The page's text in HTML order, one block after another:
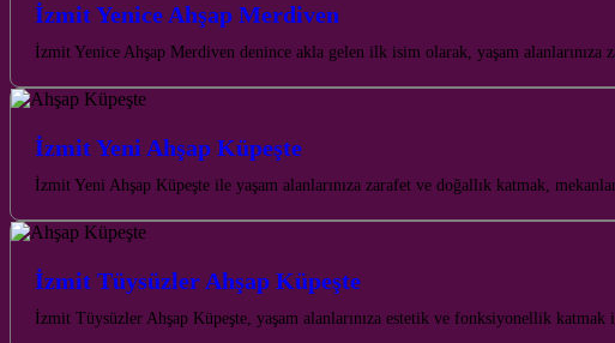
İzmit Yenice Ahşap Merdiven
İzmit Yenice Ahşap Merdiven denince akla gelen ilk isim olarak, yaşam alanlarınıza
İzmit Yeni Ahşap Küpeşte
İzmit Yeni Ahşap Küpeşte ile yaşam alanlarınıza zarafet ve doğallık katmak,
İzmit Tüysüzler Ahşap Küpeşte
İzmit Tüysüzler Ahşap Küpeşte, yaşam alanlarınıza estetik ve fonksiyonellik